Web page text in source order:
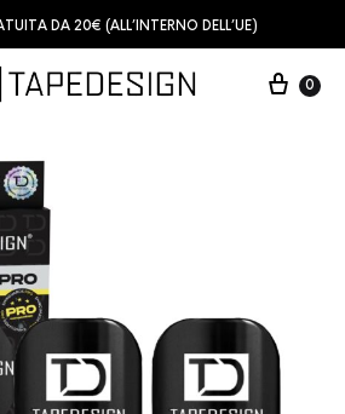
DA 20€ (ALL’INTERNO DELL’UE)
0